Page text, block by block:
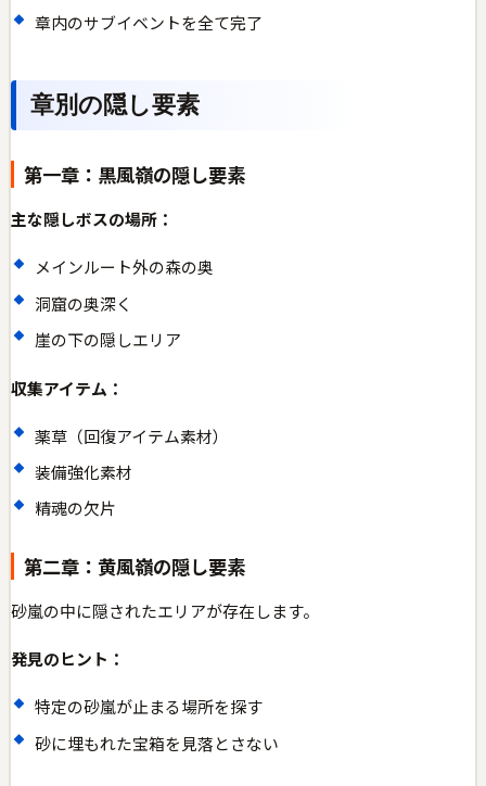
章内のサブイベントを全て完了
章別の隠し要素
第一章：黒風嶺の隠し要素
主な隠しボスの場所：
メインルート外の森の奥
洞窟の奥深く
崖の下の隠しエリア
収集アイテム：
薬草（回復アイテム素材）
装備強化素材
精魂の欠片
第二章：黄風嶺の隠し要素
砂嵐の中に隠されたエリアが存在します。
発見のヒント：
特定の砂嵐が止まる場所を探す
砂に埋もれた宝箱を見落とさない